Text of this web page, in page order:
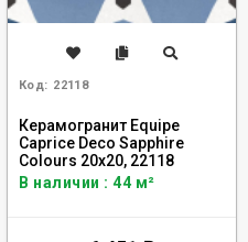
Код: 22118
Керамогранит Equipe
Caprice Deco Sapphire
Colours 20x20, 22118
В наличии : 44 м²